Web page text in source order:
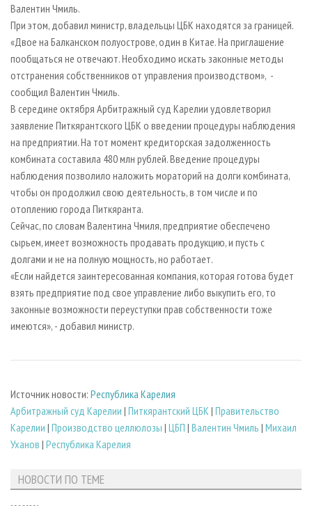
Валентин Чмиль.
При этом, добавил министр, владельцы ЦБК находятся за границей.
«Двое на Балканском полуострове, один в Китае. На приглашение
пообщаться не отвечают. Необходимо искать законные методы
отстранения собственников от управления производством», -
сообщил Валентин Чмиль.
В середине октября Арбитражный суд Карелии удовлетворил
заявление Питкярантского ЦБК о введении процедуры наблюдения
на предприятии. На тот момент кредиторская задолженность
комбината составила 480 млн рублей. Введение процедуры
наблюдения позволило наложить мораторий на долги комбината,
чтобы он продолжил свою деятельность, в том числе и по
отоплению города Питкяранта.
Сейчас, по словам Валентина Чмиля, предприятие обеспечено
сырьем, имеет возможность продавать продукцию, и пусть с
долгами и не на полную мощность, но работает.
«Если найдется заинтересованная компания, которая готова будет
взять предприятие под свое управление либо выкупить его, то
законные возможности переуступки прав собственности тоже
имеются», - добавил министр.
Источник новости: Республика Карелия
Арбитражный суд Карелии | Питкярантский ЦБК | Правительство
Карелии | Производство целлюлозы | ЦБП | Валентин Чмиль | Михаил
Уханов | Республика Карелия
НОВОСТИ ПО ТЕМЕ